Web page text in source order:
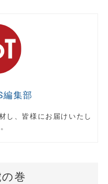
編集部
し、皆様にお届けいたし
巻